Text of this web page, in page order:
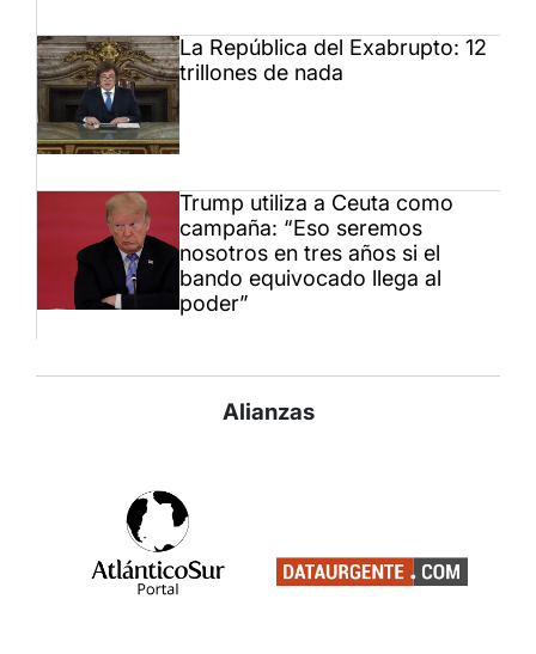
La República del Exabrupto: 12
trillones de nada
Trump utiliza a Ceuta como
campaña: “Eso seremos
nosotros en tres años si el
bando equivocado llega al
poder”
Alianzas